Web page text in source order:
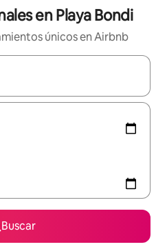
en Playa Bondi
únicos en Airbnb
disponibles, navega con las
Buscar